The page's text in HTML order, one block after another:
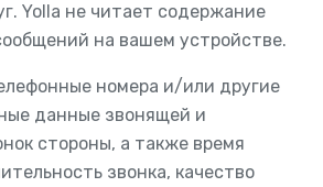
Yolla не читает содержание
на вашем устройстве.
номера и/или другие
данные звонящей и
стороны, а также время
звонка, качество